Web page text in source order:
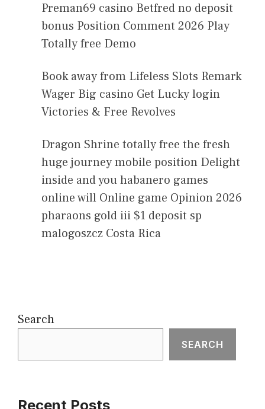
Preman69 casino Betfred no deposit
bonus Position Comment 2026 Play
Totally free Demo
Book away from Lifeless Slots Remark
Wager Big casino Get Lucky login
Victories & Free Revolves
Dragon Shrine totally free the fresh
huge journey mobile position Delight
inside and you habanero games
online will Online game Opinion 2026
pharaons gold iii $1 deposit sp
malogoszcz Costa Rica
Search
SEARCH
Recent Posts